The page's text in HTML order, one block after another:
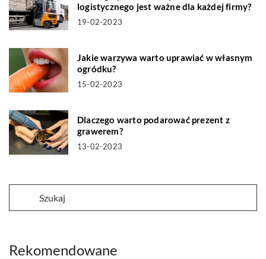
logistycznego jest ważne dla każdej firmy?
19-02-2023
Jakie warzywa warto uprawiać w własnym
ogródku?
15-02-2023
Dlaczego warto podarować prezent z
grawerem?
13-02-2023
Rekomendowane